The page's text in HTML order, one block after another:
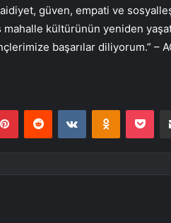
güven, empati ve
kültürünün yeniden
başarılar diliyorum.” –
PinterestReddit VKontakte